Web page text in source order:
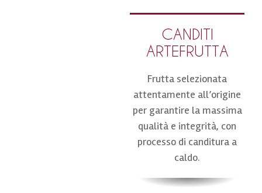
CANDITI
ARTEFRUTTA
Frutta selezionata
attentamente all’origine
per garantire la massima
qualità e integrità, con
processo di canditura a
caldo.